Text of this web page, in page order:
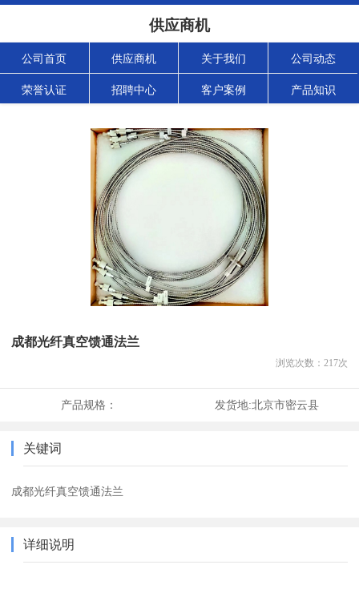
供应商机
公司首页 供应商机 关于我们 公司动态
荣誉认证 招聘中心 客户案例 产品知识
成都光纤真空馈通法兰
浏览次数： 217次
产品规格： 发货地:北京市密云县
关键词
成都光纤真空馈通法兰
详细说明